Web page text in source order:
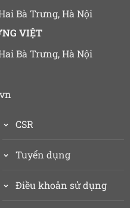
Bà Trưng, Hà Nội
VIỆT
Bà Trưng, Hà Nội
CSR
Tuyển dụng
Điều khoản sử dụng